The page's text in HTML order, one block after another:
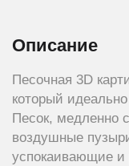
Описание
Песочная 3D
который
Песок, медленно
воздушные
успокаивающие